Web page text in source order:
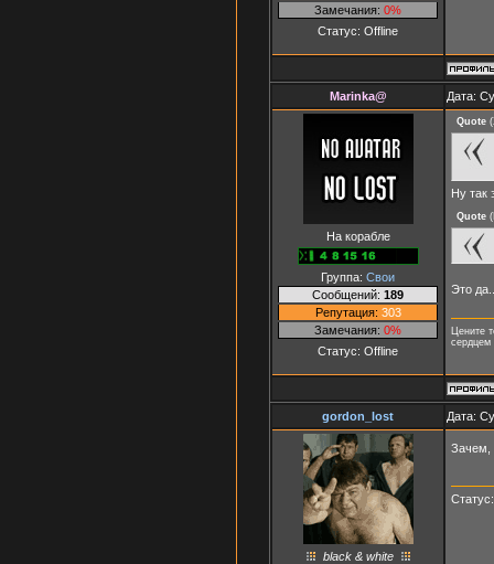
Замечания: 0%
Статус: Offline
Marinka@ Дата:
На корабле
Группа: Свои
Сообщений: 189
Репутация: 303
Замечания: 0%
Статус: Offline
Quote (
Ну так
Quote (
Это
Цените
сердцем
gordon_lost Дата:
black & white
Зачем,